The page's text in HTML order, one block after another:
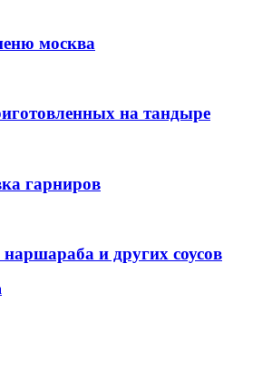
москва
на тандыре
гарниров
наршараба и других соусов